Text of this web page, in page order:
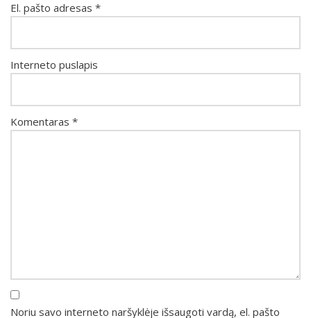
El. pašto adresas *
Interneto puslapis
Komentaras *
Noriu savo interneto naršyklėje išsaugoti vardą, el. pašto